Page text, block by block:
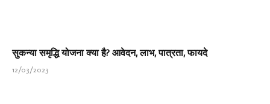
सुकन्या समृद्धि योजना क्या है? आवेदन, लाभ, पात्रता, फायदे
12/03/2023